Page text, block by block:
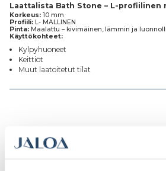
Laattalista Bath Stone – L-profiilinen
Korkeus:10 mm
Profiili:L- MALLINEN
Pinta:Maalattu – kivimäinen, lämmin ja
Käyttökohteet:
Kylpyhuoneet
Keittiöt
Muut laatoitetut tilat
Tutustu myös